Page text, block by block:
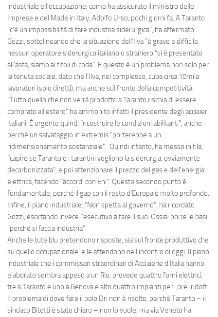
industriale e l’occupazione, come ha assicurato il ministro delle
Imprese e del Made in Italy, Adolfo Urso, pochi giorni fa. A Taranto
"c'è un'impossibilità di fare industria siderurgica", ha affermato
Gozzi, sottolineando che la situazione dell’Ilva "è grave e difficile:
nessun operatore siderurgico italiano o straniero “si è presentato
all'asta, siamo ai titoli di coda". E questo è un problema non solo per
la tenuta sociale, dato che l’Ilva, nel complesso, cuba circa 10mila
lavoratori (solo diretti), ma anche sul fronte della competitività:
“Tutto quello che non verrà prodotto a Taranto rischia di essere
comprato all'estero" ha ammonito infatti il presidente degli acciaieri
italiani. È urgente quindi “ricostruire le condizioni abilitanti", anche
perché un salvataggio in extremis "porterebbe a un
ridimensionamento sostanziale". Quindi intanto, ha messo in fila,
“capire se Taranto e i tarantini vogliono la siderurgia, ovviamente
decarbonizzata", e poi attenzionare il prezzo del gas e dell'energia
elettrica, facendo “accordi con Eni”. Questo secondo punto è
fondamentale, perché il gap con il resto d’Europa è molto profondo.
Infine, il piano industriale: “Non spetta al governo”, ha ricordato
Gozzi, esortando invece l’esecutivo a fare il suo. Ossia: porre le basi
“perché si faccia industria”.
Anche le tute blu pretendono risposte, sia sul fronte produttivo che
su quello occupazionale, e le attendono nell’incontro di oggi. Il piano
industriale che i commissari straordinari di Acciaierie d’Italia hanno
elaborato sembra appeso a un filo: prevede quattro forni elettrici,
tre a Taranto e uno a Genova e altri quattro impianti per i pre-ridotti.
Il problema di dove fare il polo Dri non è risolto, perché Taranto – il
sindaco Bitetti è stato chiaro – non lo vuole, ma via Veneto ha